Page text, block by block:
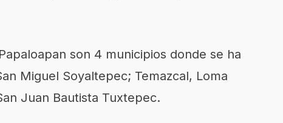
son 4 municipios donde se ha
Miguel Soyaltepec; Temazcal, Loma
Juan Bautista Tuxtepec.